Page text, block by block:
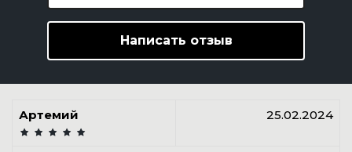
Написать отзыв
Артемий 25.02.2024